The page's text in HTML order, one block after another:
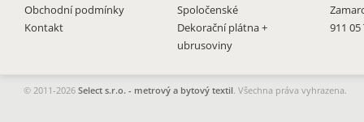
Obchodní podmínky
Kontakt
Spoločenské
Dekorační plátna +
ubrusoviny
911
© 2011-2026Select s.r.o. - metrový a bytový textil. Všechna práva vyhrazena.